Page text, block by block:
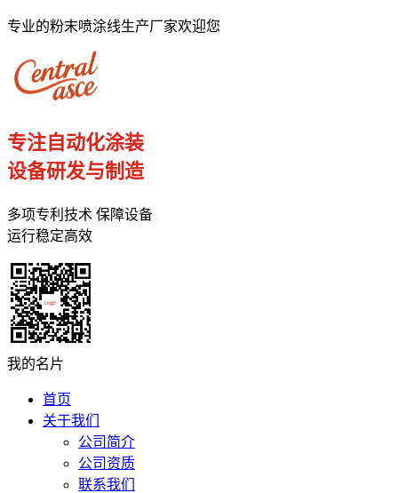
专业的粉末喷涂线生产厂家欢迎您
专注自动化涂装
设备研发与制造
多项专利技术 保障设备
运行稳定高效
我的名片
首页
关于我们
公司简介
公司资质
联系我们